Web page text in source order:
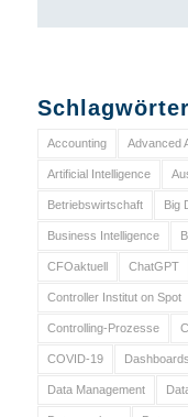
Schlagwörter
Accounting Advanced
Artificial Intelligence
Betriebswirtschaft Big
Business Intelligence
CFOaktuell ChatGPT
Controller Institut on Spot
Controlling-Prozesse
COVID-19 Dashboards
Data Management